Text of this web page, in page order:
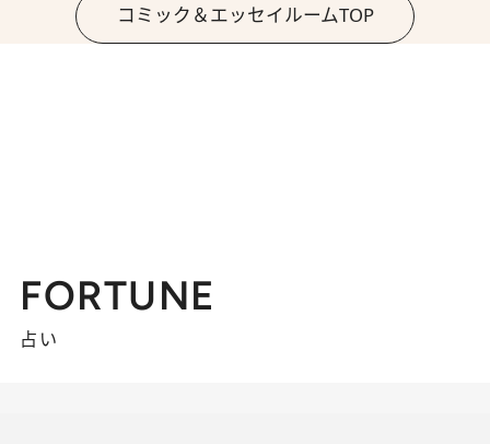
コミック＆エッセイルームTOP
FORTUNE
占い